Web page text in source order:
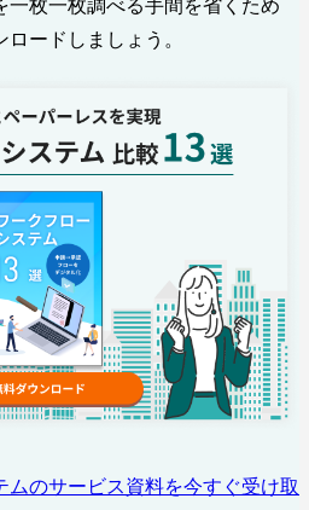
一枚一枚調べる手間を省くため
ードしましょう。
ムのサービス資料を今すぐ受け取